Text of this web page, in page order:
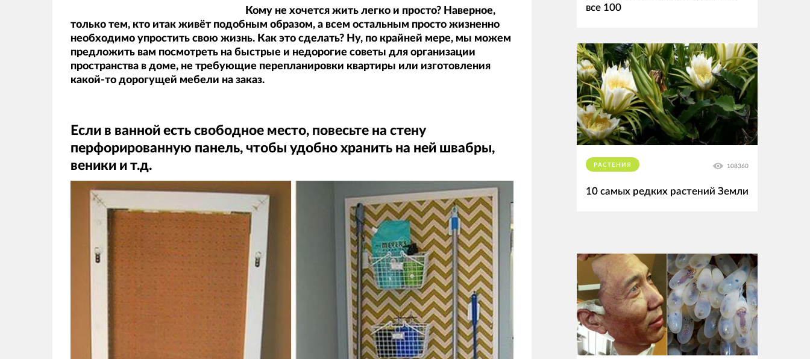
Кому не хочется жить легко и просто? Наверное,
только тем, кто итак живёт подобным образом, а всем остальным просто жизненно
необходимо упростить свою жизнь. Как это сделать? Ну, по крайней мере, мы можем
предложить вам посмотреть на быстрые и недорогие советы для организации
пространства в доме, не требующие перепланировки квартиры или изготовления
какой-то дорогущей мебели на заказ.
Если в ванной есть свободное место, повесьте на стену
перфорированную панель, чтобы удобно хранить на ней швабры,
веники и т.д.
все 100
РАСТЕНИЯ 108360
10 самых редких растений Земли